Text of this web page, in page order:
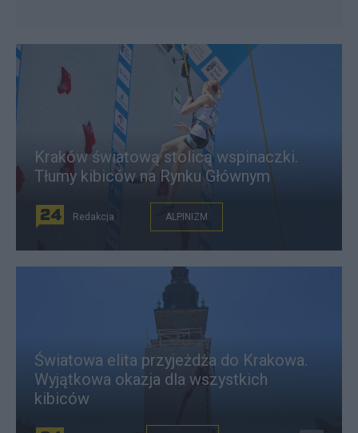
Kraków światową stolicą wspinaczki.
Tłumy kibiców na Rynku Głównym
Redakcja ALPINIZM
Światowa elita przyjeżdża do Krakowa.
Wyjątkowa okazja dla wszystkich
kibiców